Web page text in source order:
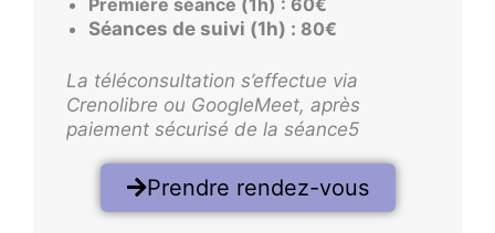
Séances de suivi (1h) : 80€
La téléconsultation s’effectue via
Crenolibre ou GoogleMeet, après
paiement sécurisé de la séance5
Prendre rendez-vous